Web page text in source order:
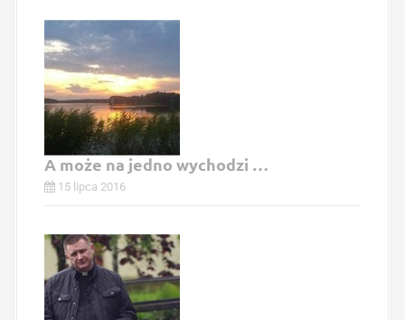
A może na jedno wychodzi …
15 lipca 2016